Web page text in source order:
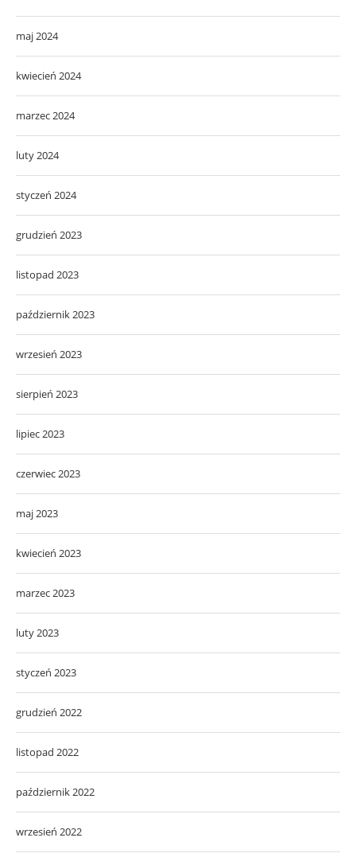
maj 2024
kwiecień 2024
marzec 2024
luty 2024
styczeń 2024
grudzień 2023
listopad 2023
październik 2023
wrzesień 2023
sierpień 2023
lipiec 2023
czerwiec 2023
maj 2023
kwiecień 2023
marzec 2023
luty 2023
styczeń 2023
grudzień 2022
listopad 2022
październik 2022
wrzesień 2022